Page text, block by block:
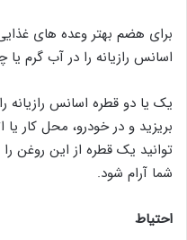
اسانس رازیانه را در آب گرم
یک یا دو قطره اسانس
بریزید و در خودرو، محل کار
توانید یک قطره از این روغن
شما آرام شود.
احتیاط